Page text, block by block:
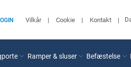
Vilkår Cookie Kontakt
Ramper & sluser Befæstelse